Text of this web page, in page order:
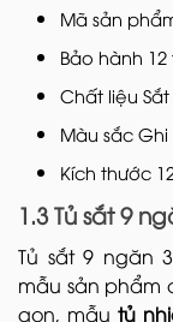
Mã sản
Bảo hành
Chất liệu
Màu sắc Ghi
Kích thước
1.3 Tủ sắt 9
Tủ sắt 9 ngăn
mẫu sản phẩm
gọn, mẫu tủ